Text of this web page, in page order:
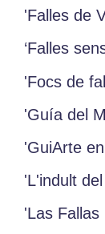
'Falles de
‘Falles
'Focs de
'Guía del
'GuiArte
'L'indult
'Las Fallas